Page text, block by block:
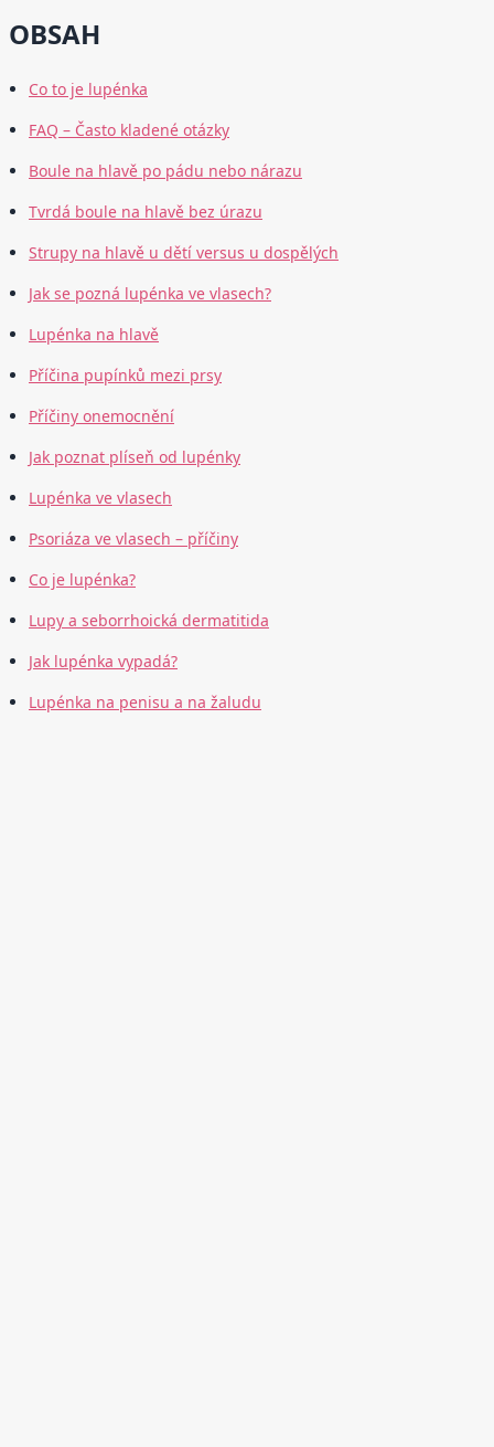
OBSAH
Co to je lupénka
FAQ – Často kladené otázky
Boule na hlavě po pádu nebo nárazu
Tvrdá boule na hlavě bez úrazu
Strupy na hlavě u dětí versus u dospělých
Jak se pozná lupénka ve vlasech?
Lupénka na hlavě
Příčina pupínků mezi prsy
Příčiny onemocnění
Jak poznat plíseň od lupénky
Lupénka ve vlasech
Psoriáza ve vlasech – příčiny
Co je lupénka?
Lupy a seborrhoická dermatitida
Jak lupénka vypadá?
Lupénka na penisu a na žaludu